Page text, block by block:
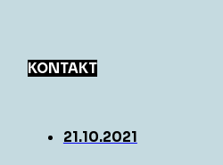
KONTAKT
21.10.2021